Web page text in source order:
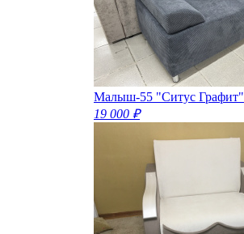
Малыш-55 "Ситус Графит"
19 000 ₽